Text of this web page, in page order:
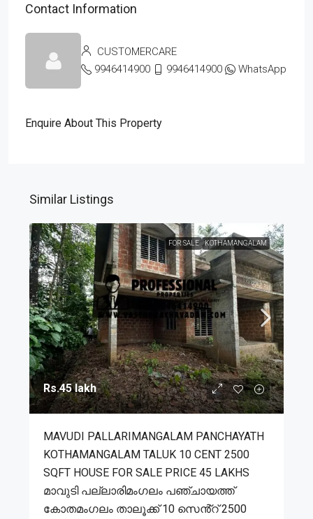
Contact Information
CUSTOMERCARE
9946414900
9946414900 WhatsApp
Enquire About This Property
Similar Listings
FOR SALE KOTHAMANGALAM
Rs.45 lakh
MAVUDI PALLARIMANGALAM PANCHAYATH
KOTHAMANGALAM TALUK 10 CENT 2500
SQFT HOUSE FOR SALE PRICE 45 LAKHS
മാവുടി പല്ലാരിമംഗലം പഞ്ചായത്ത്
കോതമംഗലം താലൂക്ക് 10 സെൻ്റ് 2500